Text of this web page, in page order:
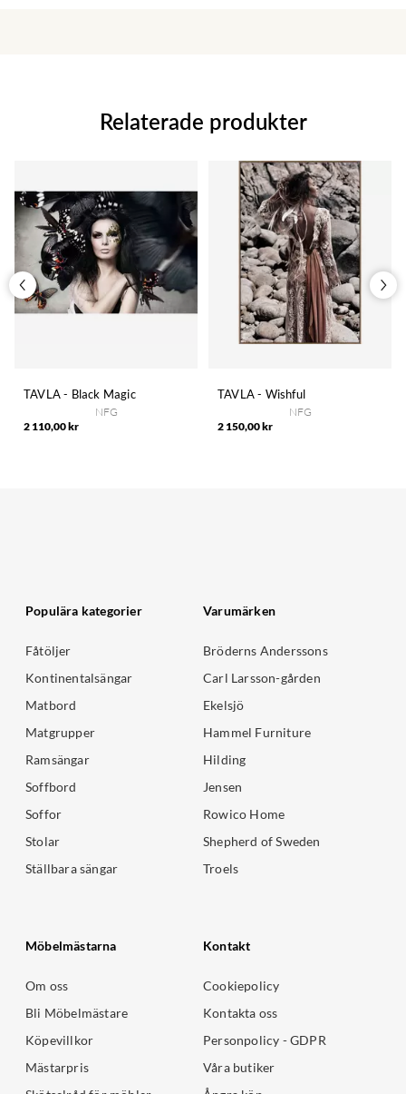
Relaterade produkter
TAVLA - Black Magic
NFG
2 110,00 kr
TAVLA - Wishful
NFG
2 150,00 kr
Populära kategorier
Fåtöljer
Kontinentalsängar
Matbord
Matgrupper
Ramsängar
Soffbord
Soffor
Stolar
Ställbara sängar
Varumärken
Bröderns Anderssons
Carl Larsson-gården
Ekelsjö
Hammel Furniture
Hilding
Jensen
Rowico Home
Shepherd of Sweden
Troels
Möbelmästarna
Om oss
Bli Möbelmästare
Köpevillkor
Mästarpris
Kontakt
Cookiepolicy
Kontakta oss
Personpolicy - GDPR
Våra butiker